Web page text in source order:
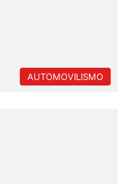
AUTOMOVILISMO